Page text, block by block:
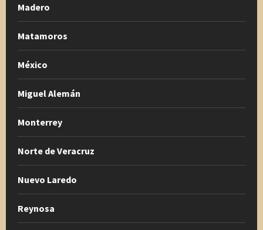
Madero
Matamoros
México
Miguel Alemán
Monterrey
Norte de Veracruz
Nuevo Laredo
Reynosa